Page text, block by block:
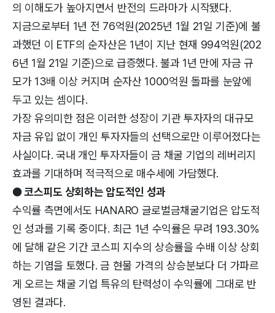
의 이해도가 높아지면서 반전의 드라마가 시작됐다.
지금으로부터 1년 전 76억원(2025년 1월 21일 기준)에 불
과했던 이 ETF의 순자산은 1년이 지난 현재 994억원(202
6년 1월 21일 기준)으로 급증했다. 불과 1년 만에 자금 규
모가 13배 이상 커지며 순자산 1000억원 돌파를 눈앞에
두고 있는 셈이다.
가장 유의미한 점은 이러한 성장이 기관 투자자의 대규모
자금 유입 없이 개인 투자자들의 선택으로만 이루어졌다는
사실이다. 국내 개인 투자자들이 금 채굴 기업의 레버리지
효과를 기대하며 적극적으로 매수세에 가담했다.
● 코스피도 상회하는 압도적인 성과
수익률 측면에서도 HANARO 글로벌금채굴기업은 압도적
인 성과를 기록 중이다. 최근 1년 수익률은 무려 193.30%
에 달해 같은 기간 코스피 지수의 상승률을 수배 이상 상회
하는 기염을 토했다. 금 현물 가격의 상승분보다 더 가파르
게 오르는 채굴 기업 특유의 탄력성이 수익률에 그대로 반
영된 결과다.